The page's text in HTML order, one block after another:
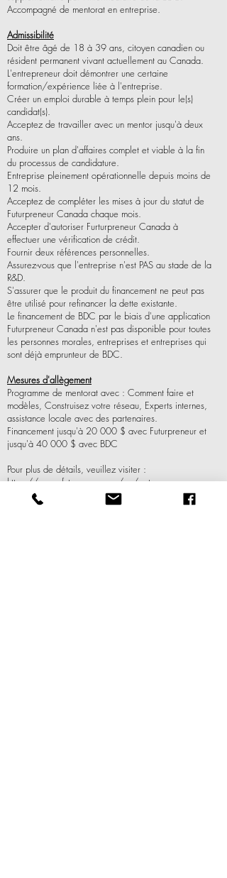
Accompagné de mentorat en entreprise.
Admissibilité
Doit être âgé de 18 à 39 ans, citoyen canadien ou
résident permanent vivant actuellement au Canada.
L'entrepreneur doit démontrer une certaine
formation/expérience liée à l'entreprise.
Créer un emploi durable à temps plein pour le(s)
candidat(s).
Acceptez de travailler avec un mentor jusqu'à deux
ans.
Produire un plan d'affaires complet et viable à la fin
du processus de candidature.
Entreprise pleinement opérationnelle depuis moins de
12 mois.
Acceptez de compléter les mises à jour du statut de
Futurpreneur Canada chaque mois.
Accepter d'autoriser Furturpreneur Canada à
effectuer une vérification de crédit.
Fournir deux références personnelles.
Assurez-vous que l'entreprise n'est PAS au stade de la
R&D.
S'assurer que le produit du financement ne peut pas
être utilisé pour refinancer la dette existante.
Le financement de BDC par le biais d'une application
Futurpreneur Canada n'est pas disponible pour toutes
les personnes morales, entreprises et entreprises qui
sont déjà emprunteur de BDC.
Mesures d'allègement
Programme de mentorat avec : Comment faire et
modèles, Construisez votre réseau, Experts internes,
assistance locale avec des partenaires.
Financement jusqu'à 20 000 $ avec Futurpreneur et
jusqu'à 40 000 $ avec BDC
Pour plus de détails, veuillez visiter :
https://www.futurpreneur.ca/en/get-
started/financing-and-mentoring/